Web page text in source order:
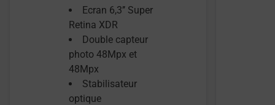
Ecran 6,3’’ Super
Retina XDR
Double capteur
photo 48Mpx et
48Mpx
Stabilisateur
optique